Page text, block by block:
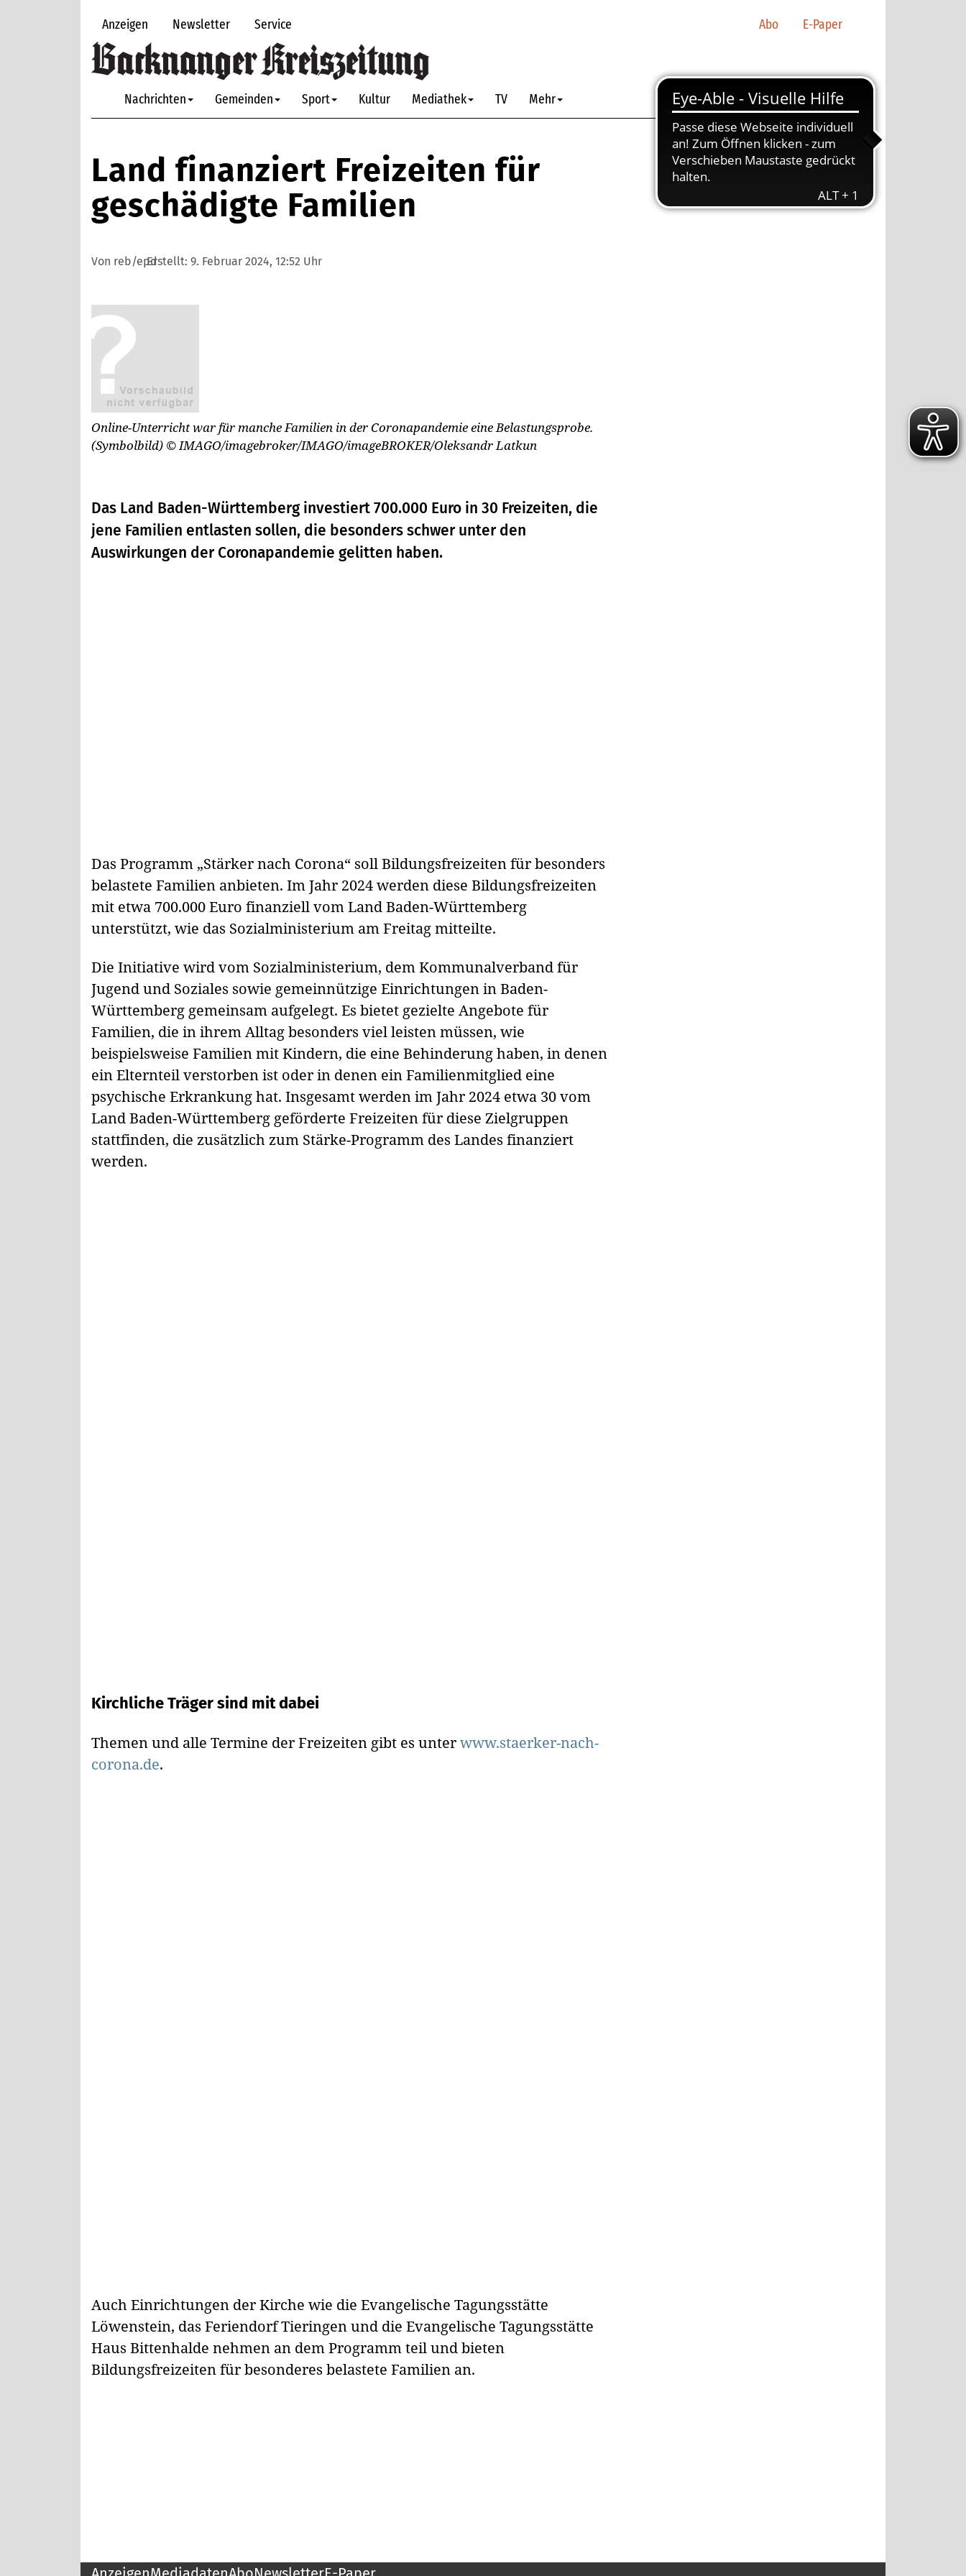
Anzeigen Newsletter Service Abo E-Paper
Nachrichten Gemeinden Sport Kultur Mediathek TV Mehr
Land finanziert Freizeiten für
geschädigte Familien
Von reb/epdErstellt: 9. Februar 2024, 12:52 Uhr
Online-Unterricht war für manche Familien in der Coronapandemie eine Belastungsprobe.
(Symbolbild) © IMAGO/imagebroker/IMAGO/imageBROKER/Oleksandr Latkun
Das Land Baden-Württemberg investiert 700.000 Euro in 30 Freizeiten, die
jene Familien entlasten sollen, die besonders schwer unter den
Auswirkungen der Coronapandemie gelitten haben.
Das Programm „Stärker nach Corona“ soll Bildungsfreizeiten für besonders
belastete Familien anbieten. Im Jahr 2024 werden diese Bildungsfreizeiten
mit etwa 700.000 Euro finanziell vom Land Baden-Württemberg
unterstützt, wie das Sozialministerium am Freitag mitteilte.
Die Initiative wird vom Sozialministerium, dem Kommunalverband für
Jugend und Soziales sowie gemeinnützige Einrichtungen in Baden-
Württemberg gemeinsam aufgelegt. Es bietet gezielte Angebote für
Familien, die in ihrem Alltag besonders viel leisten müssen, wie
beispielsweise Familien mit Kindern, die eine Behinderung haben, in denen
ein Elternteil verstorben ist oder in denen ein Familienmitglied eine
psychische Erkrankung hat. Insgesamt werden im Jahr 2024 etwa 30 vom
Land Baden-Württemberg geförderte Freizeiten für diese Zielgruppen
stattfinden, die zusätzlich zum Stärke-Programm des Landes finanziert
werden.
Kirchliche Träger sind mit dabei
Themen und alle Termine der Freizeiten gibt es unterwww.staerker-nach-
corona.de.
Auch Einrichtungen der Kirche wie die Evangelische Tagungsstätte
Löwenstein, das Feriendorf Tieringen und die Evangelische Tagungsstätte
Haus Bittenhalde nehmen an dem Programm teil und bieten
Bildungsfreizeiten für besonderes belastete Familien an.